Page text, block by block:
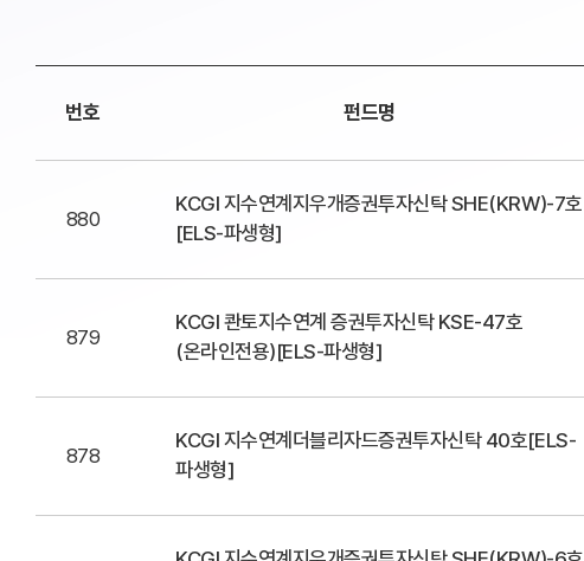
번호 펀드명
880
KCGI 지수연계지우개증권투자신탁 SHE(KRW)-7호
[ELS-파생형]
879
KCGI 콴토지수연계 증권투자신탁 KSE-47호
(온라인전용)[ELS-파생형]
878
KCGI 지수연계더블리자드증권투자신탁 40호[ELS-
파생형]